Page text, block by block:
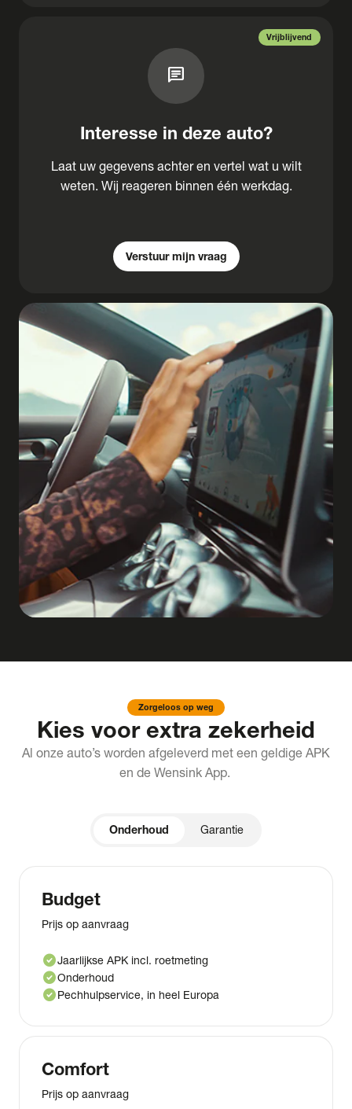
Vrijblijvend
chat
Interesse in deze auto?
Laat uw gegevens achter en vertel wat u wilt
weten. Wij reageren binnen één werkdag.
Verstuur mijn vraag
Zorgeloos op weg
Kies voor extra zekerheid
Al onze auto’s worden afgeleverd met een geldige APK
en de Wensink App.
Onderhoud Garantie
Budget
Prijs op aanvraag
check_circleJaarlijkse APK incl. roetmeting
check_circleOnderhoud
check_circlePechhulpservice, in heel Europa
Comfort
Prijs op aanvraag